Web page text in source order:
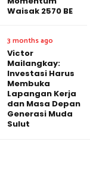
Waisak 2570 BE
3 months ago
Victor
Mailangkay:
Investasi Harus
Membuka
Lapangan Kerja
dan Masa Depan
Generasi Muda
Sulut